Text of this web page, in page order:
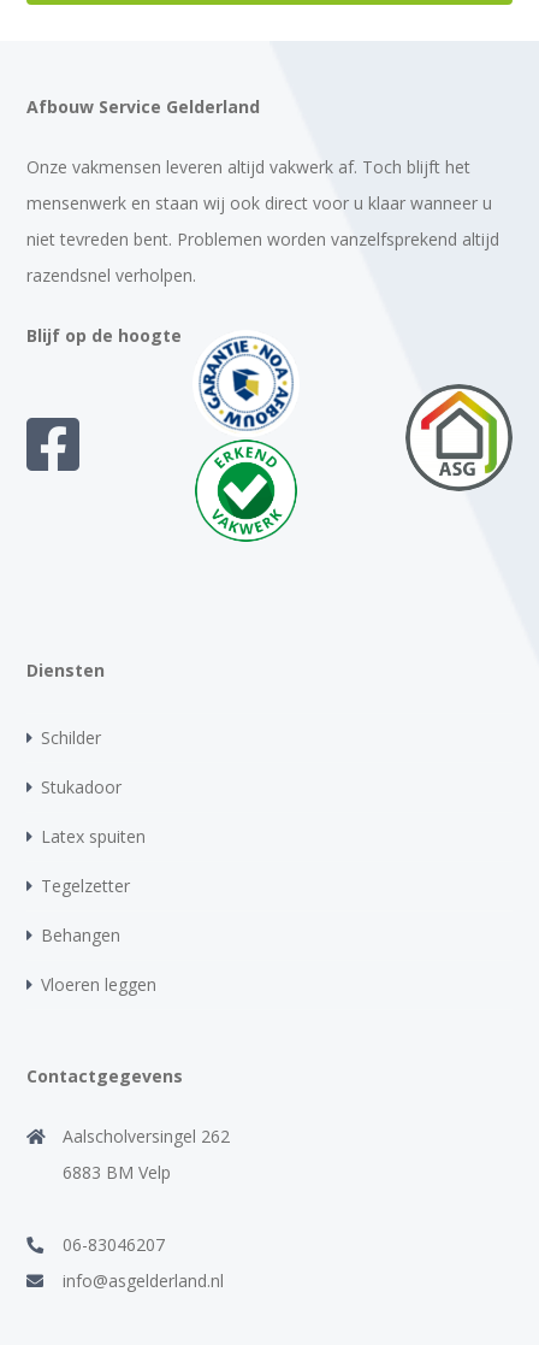
Afbouw Service Gelderland
Onze vakmensen leveren altijd vakwerk af. Toch blijft het
mensenwerk en staan wij ook direct voor u klaar wanneer u
niet tevreden bent. Problemen worden vanzelfsprekend altijd
razendsnel verholpen.
Blijf op de hoogte
Diensten
Schilder
Stukadoor
Latex spuiten
Tegelzetter
Behangen
Vloeren leggen
Contactgegevens
Aalscholversingel 262
6883 BM Velp
06-83046207
info@asgelderland.nl